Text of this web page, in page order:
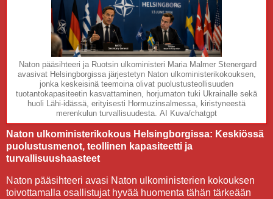
Naton pääsihteeri ja Ruotsin ulkoministeri Maria Malmer Stenergard
avasivat Helsingborgissa järjestetyn Naton ulkoministerikokouksen,
jonka keskeisinä teemoina olivat puolustusteollisuuden
tuotantokapasiteetin kasvattaminen, horjumaton tuki Ukrainalle sekä
huoli Lähi-idässä, erityisesti Hormuzinsalmessa, kiristyneestä
merenkulun turvallisuudesta. AI Kuva/chatgpt
Naton ulkoministerikokous Helsingborgissa: Keskiössä
puolustusmenot, teollinen kapasiteetti ja
turvallisuushaasteet
Naton pääsihteeri avasi Naton ulkoministerien kokouksen
toivottamalla osallistujat hyvää huomenta tähän tärkeään